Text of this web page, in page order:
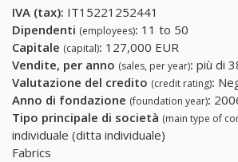
IVA (tax): IT15221252441
Dipendenti (employees): 11 to 50
Capitale (capital): 127,000 EUR
Vendite, per anno (sales, per year): più di
Valutazione del credito (credit rating):
Anno di fondazione (foundation year):
Tipo principale di società (main type of
individuale (ditta individuale)
Fabrics